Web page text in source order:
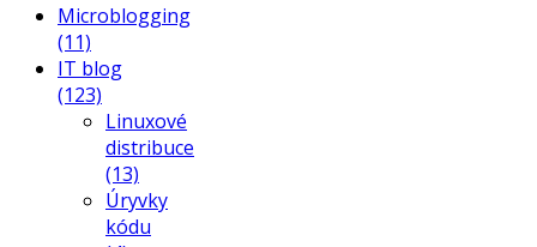
Microblogging
(11)
IT blog
(123)
Linuxové
distribuce
(13)
Úryvky
kódu